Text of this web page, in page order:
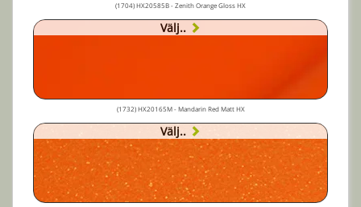
(1704) HX20585B - Zenith Orange Gloss HX
Välj..
(1732) HX20165M - Mandarin Red Matt HX
Välj..